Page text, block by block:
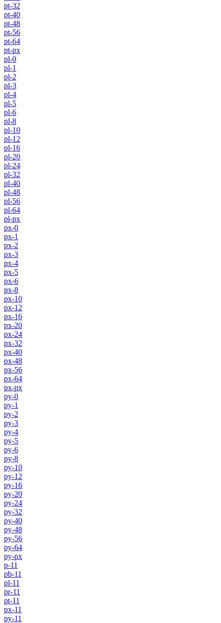
pt-32
pt-40
pt-48
pt-56
pt-64
pt-px
pl-0
pl-1
pl-2
pl-3
pl-4
pl-5
pl-6
pl-8
pl-10
pl-12
pl-16
pl-20
pl-24
pl-32
pl-40
pl-48
pl-56
pl-64
pl-px
px-0
px-1
px-2
px-3
px-4
px-5
px-6
px-8
px-10
px-12
px-16
px-20
px-24
px-32
px-40
px-48
px-56
px-64
px-px
py-0
py-1
py-2
py-3
py-4
py-5
py-6
py-8
py-10
py-12
py-16
py-20
py-24
py-32
py-40
py-48
py-56
py-64
py-px
p-11
pb-11
pl-11
pr-11
pt-11
px-11
py-11